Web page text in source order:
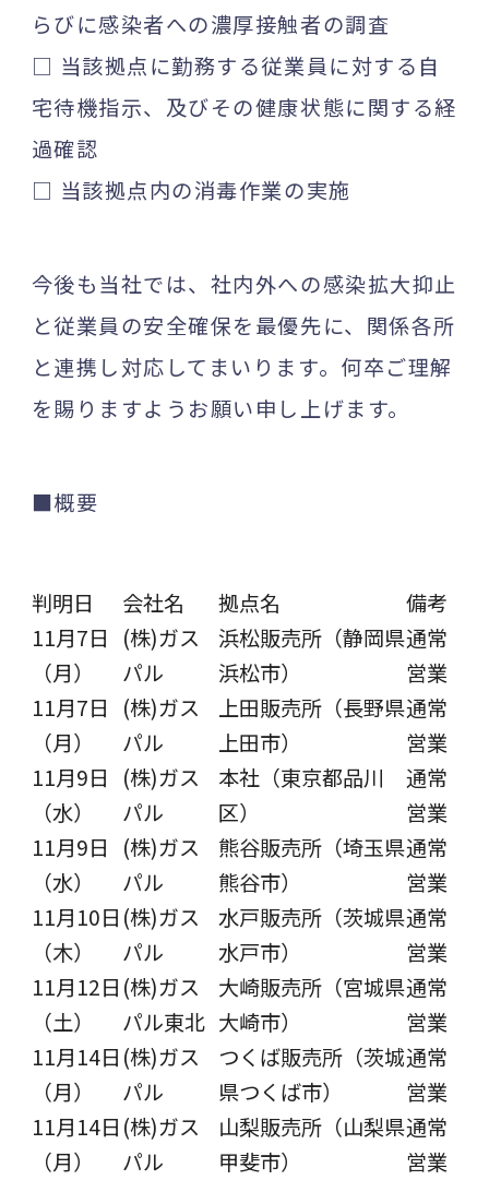
らびに感染者への濃厚接触者の調査
□ 当該拠点に勤務する従業員に対する自
宅待機指示、及びその健康状態に関する経
過確認
□ 当該拠点内の消毒作業の実施
今後も当社では、社内外への感染拡大抑止
と従業員の安全確保を最優先に、関係各所
と連携し対応してまいります。何卒ご理解
を賜りますようお願い申し上げます。
■概要
判明日 会社名 拠点名
備考
11月7日
（月）
(株)ガス
パル
浜松販売所（静岡県
浜松市）
通常
営業
11月7日
（月）
(株)ガス
パル
上田販売所（長野県
上田市）
通常
営業
11月9日
（水）
(株)ガス
パル
本社（東京都品川
区）
通常
営業
11月9日
（水）
(株)ガス
パル
熊谷販売所（埼玉県
熊谷市）
通常
営業
11月10日
（木）
(株)ガス
パル
水戸販売所（茨城県
水戸市）
通常
営業
11月12日
（土）
(株)ガス
パル東北
大崎販売所（宮城県
大崎市）
通常
営業
11月14日
（月）
(株)ガス
パル
つくば販売所（茨城
県つくば市）
通常
営業
11月14日
（月）
(株)ガス
パル
山梨販売所（山梨県
甲斐市）
通常
営業